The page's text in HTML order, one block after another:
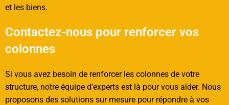
et les biens.
Contactez-nous pour renforcer vos
colonnes
Si vous avez besoin de renforcer les colonnes de votre
structure, notre équipe d’experts est là pour vous aider. Nous
proposons des solutions sur mesure pour répondre à vos